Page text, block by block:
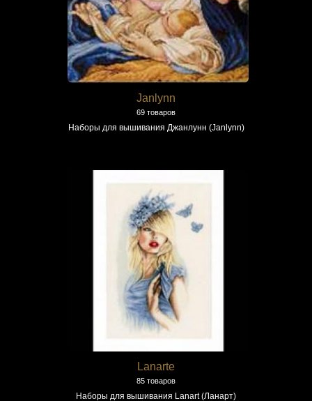
Janlynn
69 товаров
Наборы для вышивания Джанлунн (Janlynn)
Lanarte
85 товаров
Наборы для вышивания Lanart (Ланарт)